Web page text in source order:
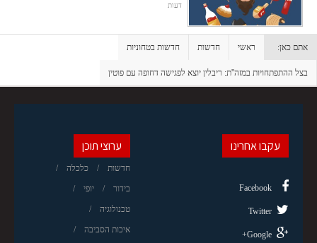
דעות
אתם כאן: ראשי חדשות חדשות בטחוניות
בצל ההתפתחויות במזה''ת: ריבלין יוצא לפגישה דחופה עם פוטין
ערוצי תוכן
חדשות כלכלה
בידור יופי
טכנולוגיה
איכות הסביבה
עקבו אחרינו
Facebook
Twitter
Google+